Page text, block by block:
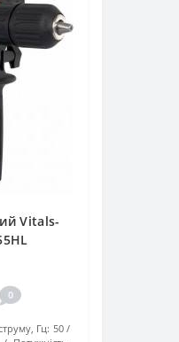
Vitals-
0
Гц: 50